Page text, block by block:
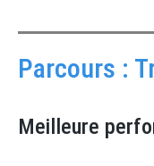
Parcours :
Meilleure